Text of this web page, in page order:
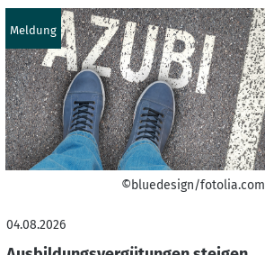
Meldung
©bluedesign/fotolia.com
04.08.2026